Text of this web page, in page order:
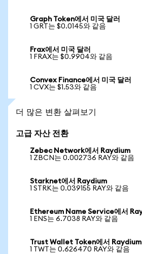
Graph Token에서 미국 달러
1 GRT는 $0.0145와 같음
Frax에서 미국 달러
1 FRAX는 $0.9904와 같음
Convex Finance에서 미국 달러
1 CVX는 $1.53와 같음
더 많은 변환 살펴보기
고급 자산 전환
Zebec Network에서 Raydium
1 ZBCN는 0.002736 RAY와 같음
Starknet에서 Raydium
1 STRK는 0.039155 RAY와 같음
Ethereum Name Service에서
1 ENS는 6.7038 RAY와 같음
Trust Wallet Token에서 Raydium
1 TWT는 0.626470 RAY와 같음